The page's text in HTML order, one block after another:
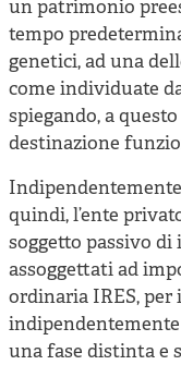
un patrimonio
tempo
genetici, ad una
come individuate
spiegando, a
destinazione
quindi, l’ente
soggetto passivo
assoggettati ad
ordinaria IRES,
una fase distinta e